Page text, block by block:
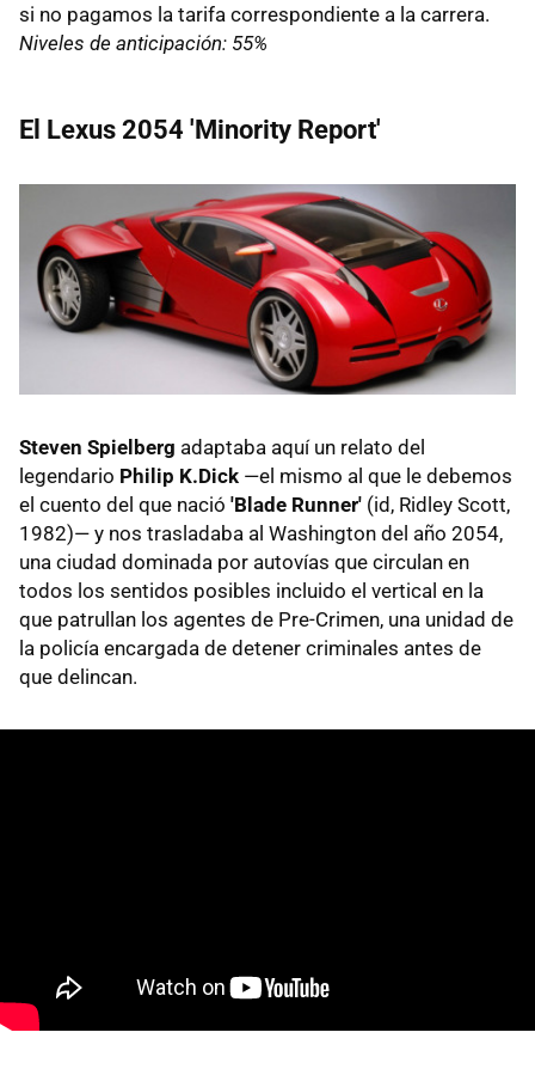
si no pagamos la tarifa correspondiente a la carrera.
Niveles de anticipación: 55%
El Lexus 2054 'Minority Report'
Steven Spielberg adaptaba aquí un relato del
legendario Philip K.Dick —el mismo al que le debemos
el cuento del que nació 'Blade Runner' (id, Ridley Scott,
1982)— y nos trasladaba al Washington del año 2054,
una ciudad dominada por autovías que circulan en
todos los sentidos posibles incluido el vertical en la
que patrullan los agentes de Pre-Crimen, una unidad de
la policía encargada de detener criminales antes de
que delincan.